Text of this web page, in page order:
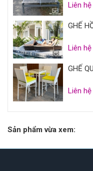
Liên hệ
GHẾ
Liên hệ
GHẾ
Liên hệ
Sản phẩm vừa xem: